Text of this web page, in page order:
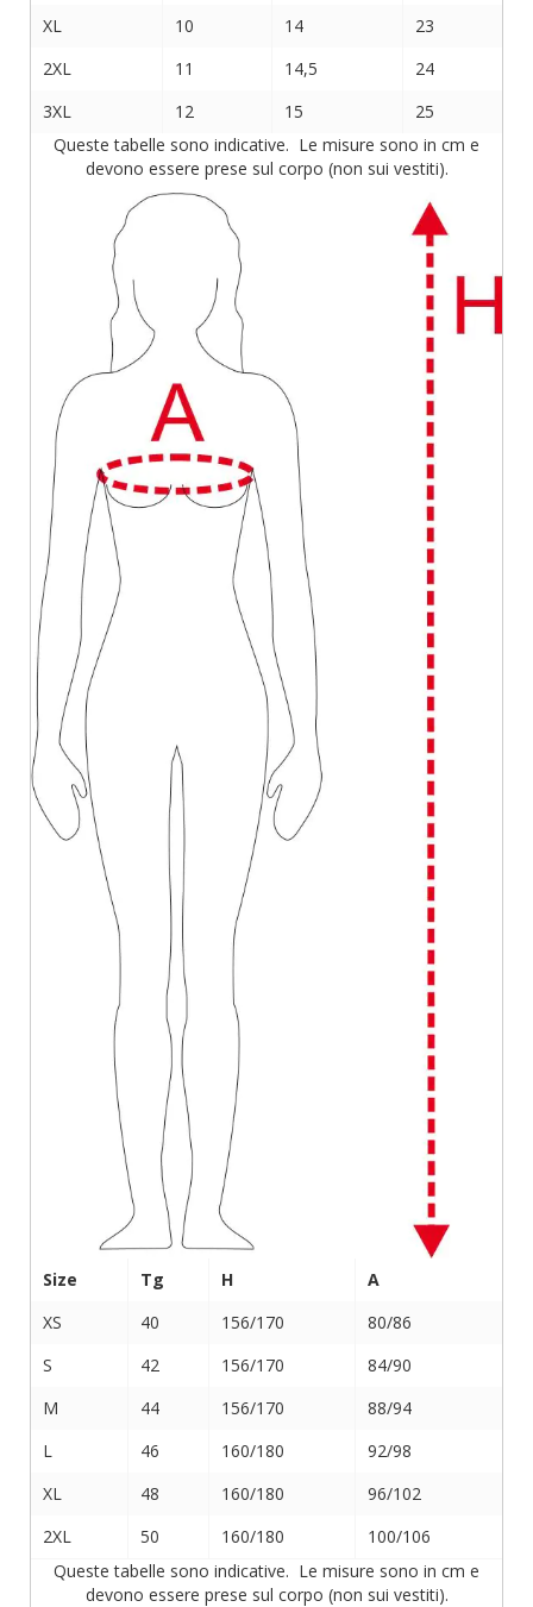
XL
10 14
23
2XL
11 14,5
24
3XL
12 15
25
Queste tabelle sono indicative. Le misure sono in cm e
devono essere prese sul corpo (non sui vestiti).
Size Tg H
A
XS
40 156/170
80/86
S
42 156/170
84/90
M
44 156/170
88/94
L
46 160/180
92/98
XL
48 160/180
96/102
2XL
50 160/180
100/106
Queste tabelle sono indicative. Le misure sono in cm e
devono essere prese sul corpo (non sui vestiti).